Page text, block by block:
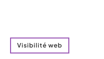
Visibilité web